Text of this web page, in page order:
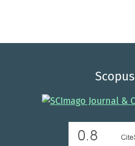
Scopus